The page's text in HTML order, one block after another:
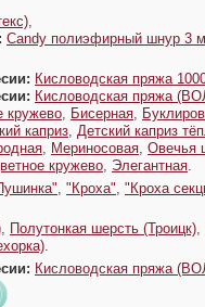
Candy полиэфирный шнур 3
Кисловодская пряжа
Кисловодская пряжа
кружево Бисерная
каприз Детский каприз
Мериносовая Овечья
кружево Элегантная
"Кроха" "Кроха
Полутонкая шерсть (Троицк)
Кисловодская пряжа